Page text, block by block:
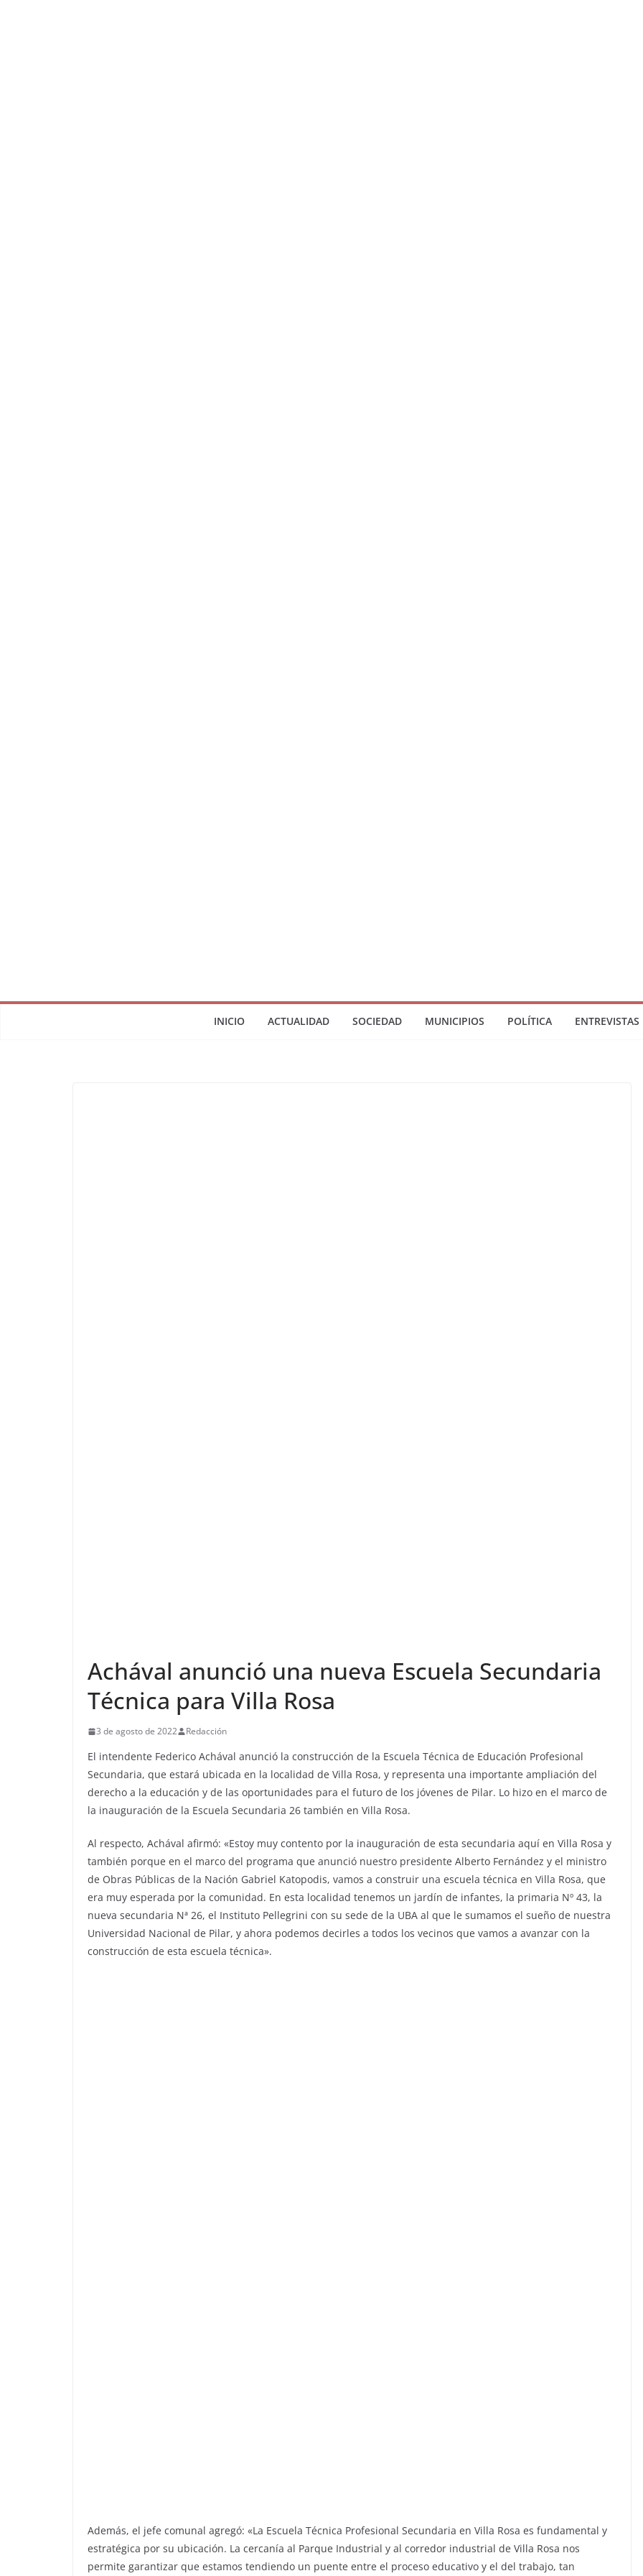
INICIO ACTUALIDAD SOCIEDAD MUNICIPIOS POLÍTICA ENTREVISTAS
Achával anunció una nueva Escuela Secundaria
Técnica para Villa Rosa
3 de agosto de 2022 Redacción
El intendente Federico Achával anunció la construcción de la Escuela Técnica de Educación Profesional
Secundaria, que estará ubicada en la localidad de Villa Rosa, y representa una importante ampliación del
derecho a la educación y de las oportunidades para el futuro de los jóvenes de Pilar. Lo hizo en el marco de
la inauguración de la Escuela Secundaria 26 también en Villa Rosa.
Al respecto, Achával afirmó: «Estoy muy contento por la inauguración de esta secundaria aquí en Villa Rosa y
también porque en el marco del programa que anunció nuestro presidente Alberto Fernández y el ministro
de Obras Públicas de la Nación Gabriel Katopodis, vamos a construir una escuela técnica en Villa Rosa, que
era muy esperada por la comunidad. En esta localidad tenemos un jardín de infantes, la primaria Nº 43, la
nueva secundaria Nª 26, el Instituto Pellegrini con su sede de la UBA al que le sumamos el sueño de nuestra
Universidad Nacional de Pilar, y ahora podemos decirles a todos los vecinos que vamos a avanzar con la
construcción de esta escuela técnica».
Además, el jefe comunal agregó: «La Escuela Técnica Profesional Secundaria en Villa Rosa es fundamental y
estratégica por su ubicación. La cercanía al Parque Industrial y al corredor industrial de Villa Rosa nos
permite garantizar que estamos tendiendo un puente entre el proceso educativo y el del trabajo, tan